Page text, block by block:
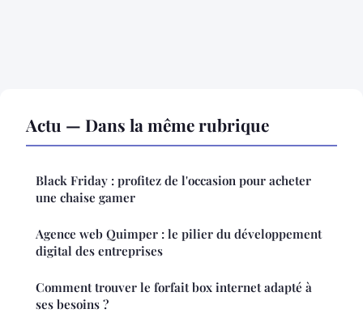
Actu — Dans la même rubrique
Black Friday : profitez de l'occasion pour acheter
une chaise gamer
Agence web Quimper : le pilier du développement
digital des entreprises
Comment trouver le forfait box internet adapté à
ses besoins ?